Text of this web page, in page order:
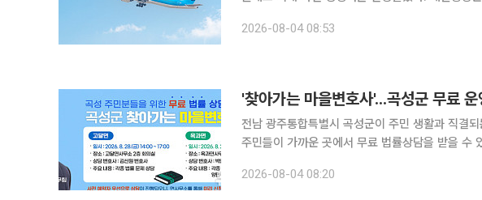
5개 부문(1위 1개·2위 2개·3위 2개
2026-08-04 08:53
'찾아가는 마을변호사'...곡성군 무료 운
전남 광주통합특별시 곡성군이 주민 생활과 직결
주민들이 가까운 곳에서 무료 법률상담을 받을 수 있
28일 고달면에서 '찾아가는 마을변호사' 무료 법률
2026-08-04 08:20